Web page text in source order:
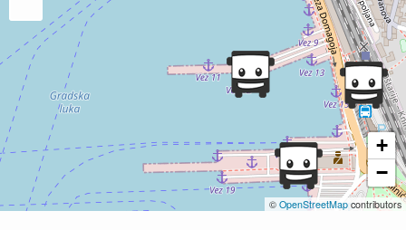
+
−
© OpenStreetMap contributors